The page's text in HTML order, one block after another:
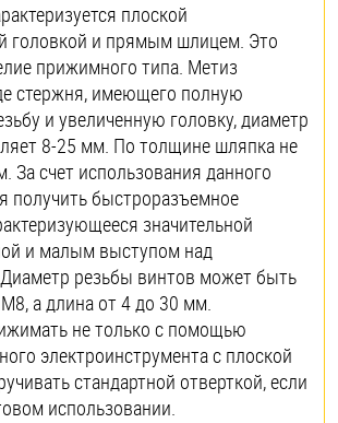
плоской
головкой и прямым шлицем. Это
прижимного типа. Метиз
стержня, имеющего полную
и увеличенную головку, диаметр
8-25 мм. По толщине шляпка не
За счет использования данного
получить быстроразъемное
значительной
и малым выступом над
резьбы винтов может быть
а длина от 4 до 30 мм.
не только с помощью
электроинструмента с плоской
стандартной отверткой, если
использовании.